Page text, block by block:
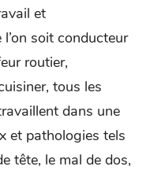
et
soit conducteur
routier,
tous les
dans une
et pathologies tels
tête, le mal de dos,